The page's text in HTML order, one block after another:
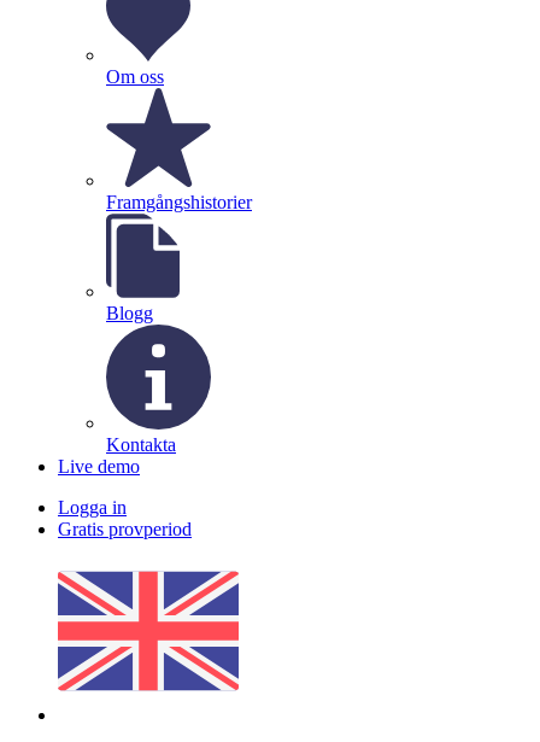
Om oss
Framgångshistorier
Blogg
Kontakta
Live demo
Logga in
Gratis provperiod